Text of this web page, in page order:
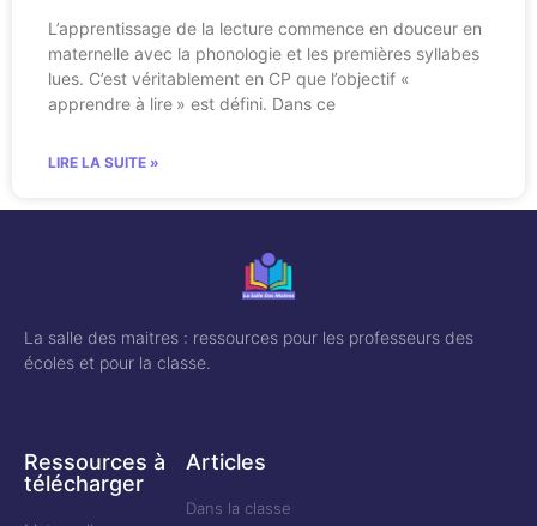
L’apprentissage de la lecture commence en douceur en
maternelle avec la phonologie et les premières syllabes
lues. C’est véritablement en CP que l’objectif «
apprendre à lire » est défini. Dans ce
LIRE LA SUITE »
La salle des maitres : ressources pour les professeurs des
écoles et pour la classe.
Ressources à
télécharger
Articles
Dans la classe